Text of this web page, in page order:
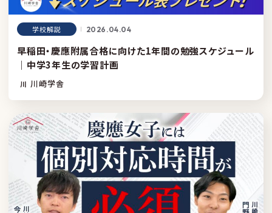
学校解説 2026.04.04
早稲田・慶應附属合格に向けた1年間の勉強スケジュール
｜中学3年生の学習計画
川 川崎学舎